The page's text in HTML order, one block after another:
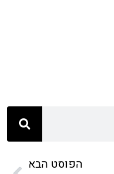
הפוסט הבא